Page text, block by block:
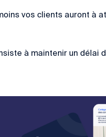
vos clients auront à
à maintenir un délai